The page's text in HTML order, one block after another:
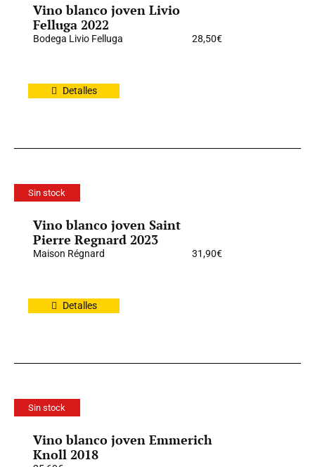
Vino blanco joven Livio
Felluga 2022
Bodega Livio Felluga 28,50€
Detalles
Sin stock
Vino blanco joven Saint
Pierre Regnard 2023
Maison Régnard 31,90€
Detalles
Sin stock
Vino blanco joven Emmerich
Knoll 2018